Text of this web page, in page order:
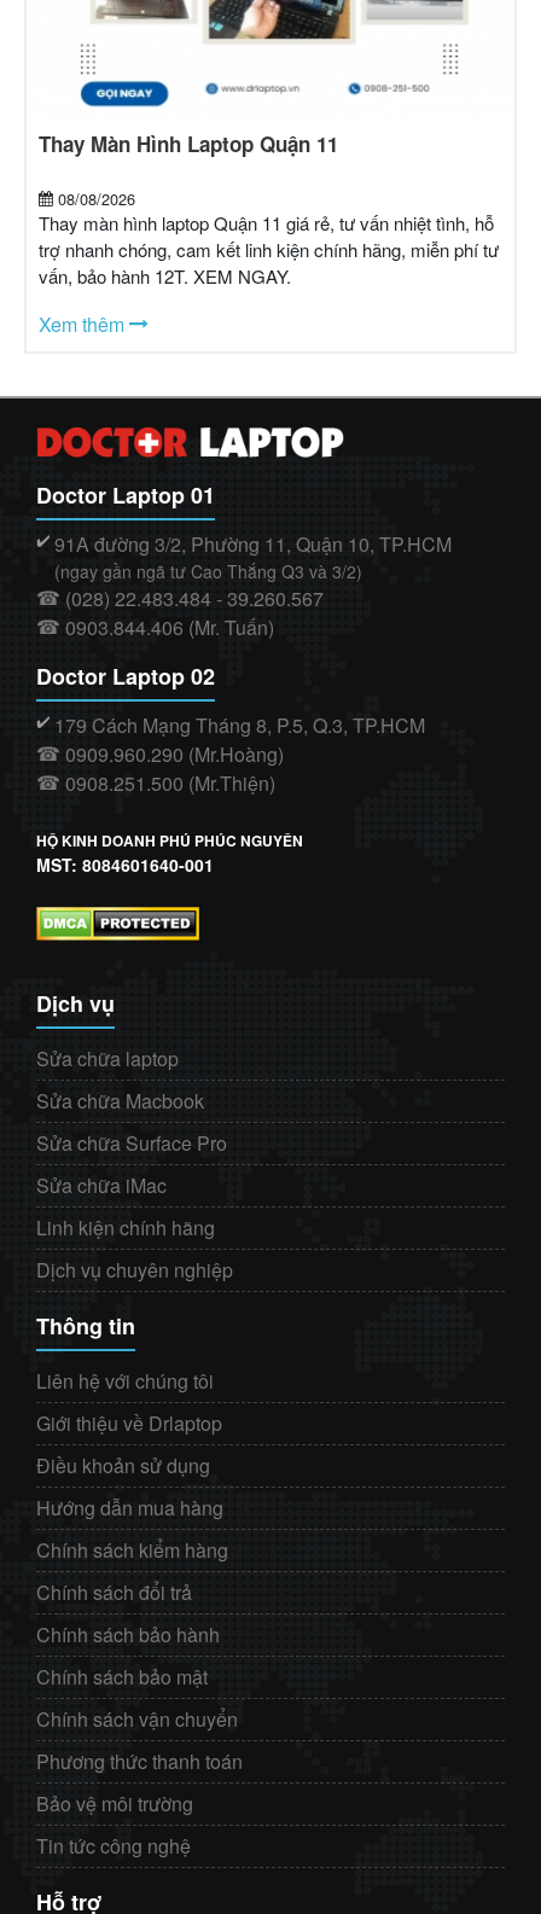
Thay Màn Hình Laptop Quận 11
08/08/2026
Thay màn hình laptop Quận 11 giá rẻ, tư vấn nhiệt tình, hỗ
trợ nhanh chóng, cam kết linh kiện chính hãng, miễn phí tư
vấn, bảo hành 12T. XEM NGAY.
Xem thêm
Doctor Laptop 01
✔️ 91A đường 3/2, Phường 11, Quận 10, TP.HCM
(ngay gần ngã tư Cao Thắng Q3 và 3/2)
☎ (028) 22.483.484 - 39.260.567
☎ 0903.844.406 (Mr. Tuấn)
Doctor Laptop 02
✔️ 179 Cách Mạng Tháng 8, P.5, Q.3, TP.HCM
☎ 0909.960.290 (Mr.Hoàng)
☎ 0908.251.500 (Mr.Thiện)
HỘ KINH DOANH PHÚ PHÚC NGUYÊN
MST: 8084601640-001
Dịch vụ
Sửa chữa laptop
Sửa chữa Macbook
Sửa chữa Surface Pro
Sửa chữa iMac
Linh kiện chính hãng
Dịch vụ chuyên nghiệp
Thông tin
Liên hệ với chúng tôi
Giới thiệu về Drlaptop
Điều khoản sử dụng
Hướng dẫn mua hàng
Chính sách kiểm hàng
Chính sách đổi trả
Chính sách bảo hành
Chính sách bảo mật
Chính sách vận chuyển
Phương thức thanh toán
Bảo vệ môi trường
Tin tức công nghệ
Hỗ trợ